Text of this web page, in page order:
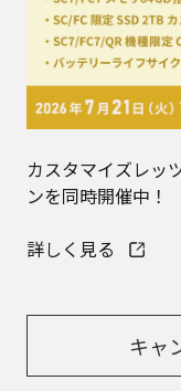
カスタマイズレッ
ンを同時開催中！
詳しく見る
キャ